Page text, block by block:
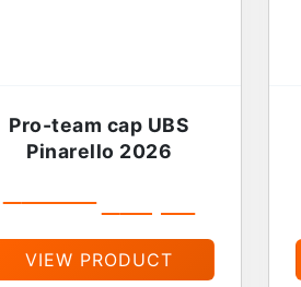
Pro-team cap UBS
Pinarello 2026
€19,99
VIEW PRODUCT